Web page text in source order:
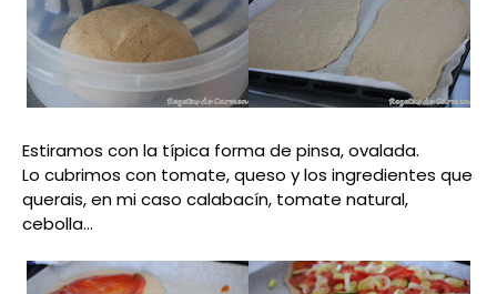
Estiramos con la típica forma de pinsa, ovalada.
Lo cubrimos con tomate, queso y los ingredientes que
querais, en mi caso calabacín, tomate natural,
cebolla...